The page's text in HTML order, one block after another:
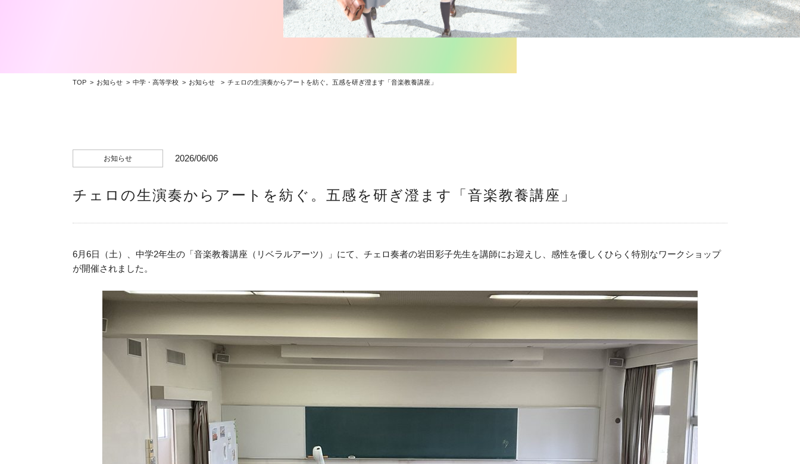
TOP お知らせ 中学・高等学校 お知らせ チェロの生演奏からアートを紡ぐ。五感を研ぎ澄ます「音楽教養講座」
お知らせ 2026/06/06
チェロの生演奏からアートを紡ぐ。五感を研ぎ澄ます「音楽教養講座」
6月6日（土）、中学2年生の「音楽教養講座（リベラルアーツ）」にて、チェロ奏者の岩田彩子先生を講師にお迎えし、感性を優しくひらく特別なワークショップ
が開催されました。